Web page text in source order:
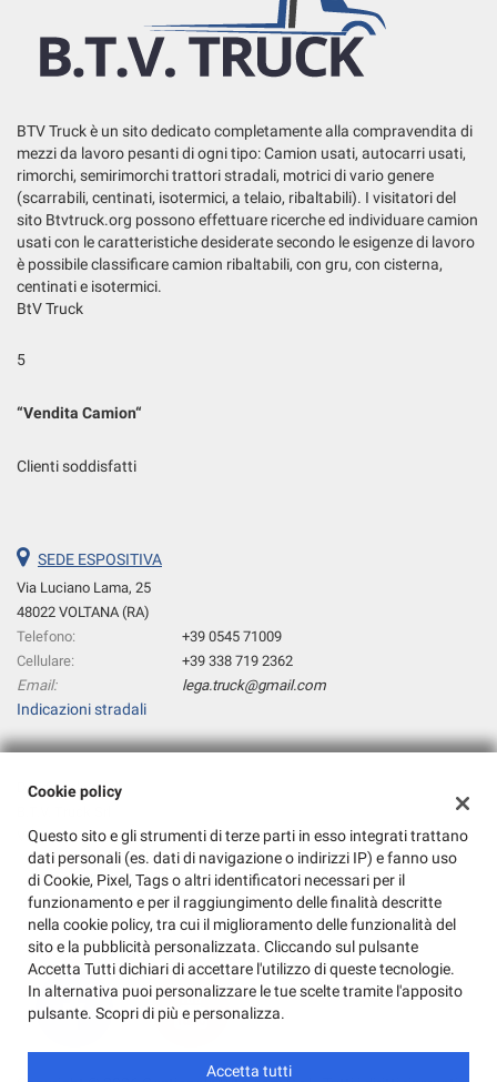
BTV Truck è un sito dedicato completamente alla compravendita di
mezzi da lavoro pesanti di ogni tipo: Camion usati, autocarri usati,
rimorchi, semirimorchi trattori stradali, motrici di vario genere
(scarrabili, centinati, isotermici, a telaio, ribaltabili). I visitatori del
sito Btvtruck.org possono effettuare ricerche ed individuare camion
usati con le caratteristiche desiderate secondo le esigenze di lavoro
è possibile classificare camion ribaltabili, con gru, con cisterna,
centinati e isotermici.
BtV Truck
5
“Vendita Camion“
Clienti soddisfatti
SEDE ESPOSITIVA
Via Luciano Lama, 25
48022 VOLTANA (RA)
Telefono:
+39 0545 71009
Cellulare:
+39 338 719 2362
Email:
lega.truck@gmail.com
Indicazioni stradali
Dati fiscali:
Via C.CATTANEO, 10 48022 VOLTANA (RA)
C.F/P.IVA:02066030392
Registro delle imprese:RA
Cookie policy
Questo sito e gli strumenti di terze parti in esso integrati trattano
dati personali (es. dati di navigazione o indirizzi IP) e fanno uso
di Cookie, Pixel, Tags o altri identificatori necessari per il
funzionamento e per il raggiungimento delle finalità descritte
nella cookie policy, tra cui il miglioramento delle funzionalità del
sito e la pubblicità personalizzata. Cliccando sul pulsante
Accetta Tutti dichiari di accettare l'utilizzo di queste tecnologie.
In alternativa puoi personalizzare le tue scelte tramite l'apposito
pulsante. Scopri di più e personalizza.
Accetta tutti